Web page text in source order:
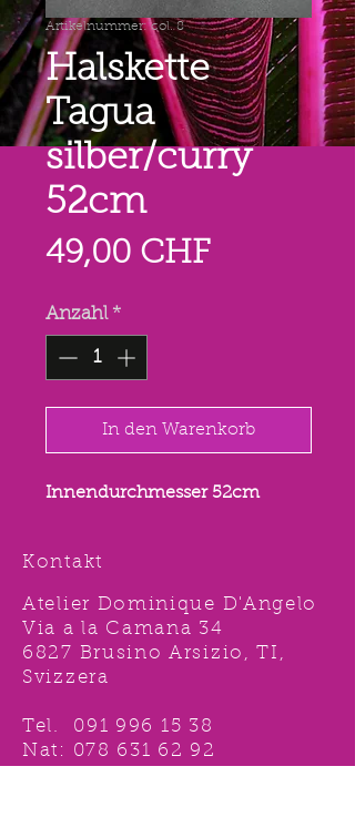
Artikelnummer: col. 8
Halskette
Tagua
silber/curry
52cm
49,00 CHFPreis
Anzahl *
In den Warenkorb
Innendurchmesser 52cm
Kontakt
Atelier Dominique D'Angelo
Via a la Camana 34
6827 Brusino Arsizio, TI,
Svizzera
Tel. 091 996 15 38
Nat: 078 631 62 92